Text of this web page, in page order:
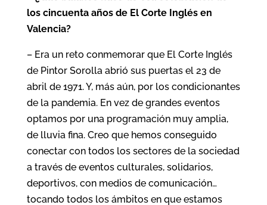
los cincuenta años de El Corte Inglés en
Valencia?
– Era un reto conmemorar que El Corte Inglés
de Pintor Sorolla abrió sus puertas el 23 de
abril de 1971. Y, más aún, por los condicionantes
de la pandemia. En vez de grandes eventos
optamos por una programación muy amplia,
de lluvia fina. Creo que hemos conseguido
conectar con todos los sectores de la sociedad
a través de eventos culturales, solidarios,
deportivos, con medios de comunicación…
tocando todos los ámbitos en que estamos